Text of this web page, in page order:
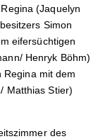
(Jaquelyn
Simon
eifersüchtigen
Henryk Böhm)
Regina mit dem
Matthias Stier)
des